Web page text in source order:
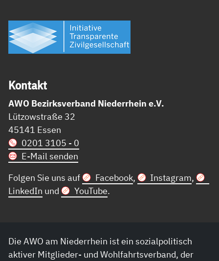
Kon­takt
AWO Bezirksverband Niederrhein e.V.
Lützowstraße 32
45141 Essen
0201 3105 - 0
E-Mail senden
Folgen Sie uns auf
Facebook, Instagram,
LinkedIn und YouTube.
Die AWO am Niederrhein ist ein sozialpolitisch
aktiver Mitglieder- und Wohlfahrtsverband, der